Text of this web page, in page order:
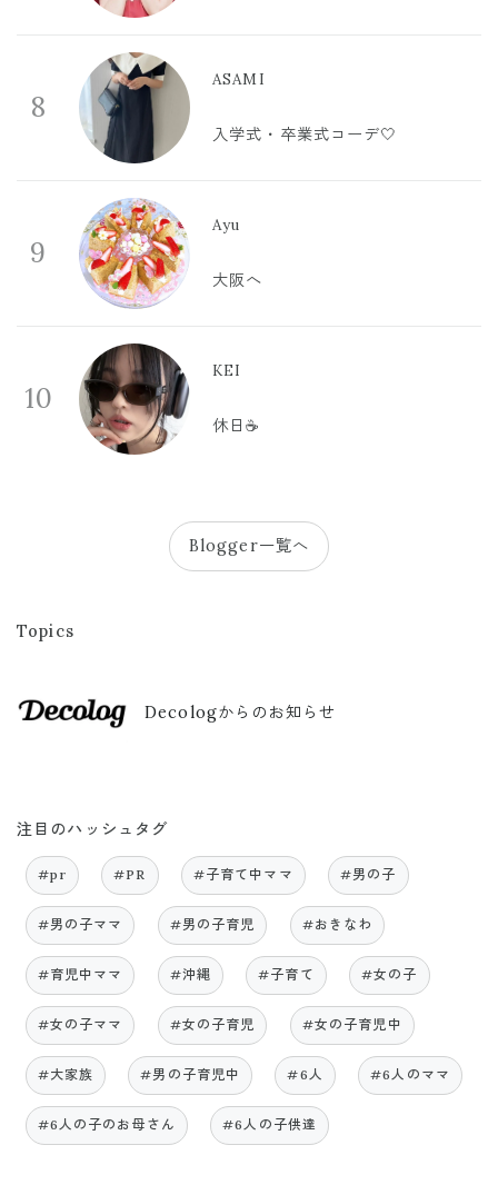
8
ASAMI
入学式・卒業式コーデ🤍
9
Ayu
大阪へ
10
KEI
休日☕️
Blogger一覧へ
Topics
Decologからのお知らせ
注目のハッシュタグ
#pr #PR #子育て中ママ #男の子
#男の子ママ #男の子育児 #おきなわ
#育児中ママ #沖縄 #子育て #女の子
#女の子ママ #女の子育児 #女の子育児中
#大家族 #男の子育児中 #6人 #6人のママ
#6人の子のお母さん #6人の子供達